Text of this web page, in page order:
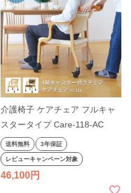
介護椅子 ケアチェア フルキャ
スタータイプ Care-118-AC
送料無料 3年保証
レビューキャンペーン対象
46,100